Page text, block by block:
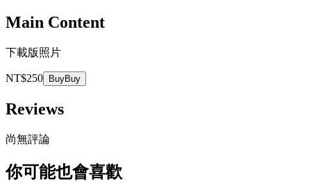
Main Content
下載版照片
NT$250 BuyBuy
Reviews
尚無評論
你可能也會喜歡